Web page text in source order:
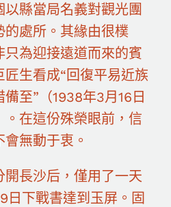
縣當局名義對觀光團
的處所。其緣由很樸
為迎接遠道而來的賓
生看成“回復平易近族
至”（1938年3月16日
。在這份殊榮眼前，信
無動于衷。
開長沙后，僅用了一天
日下戰書達到玉屏。固